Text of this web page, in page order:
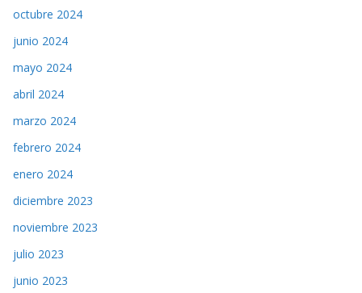
octubre 2024
junio 2024
mayo 2024
abril 2024
marzo 2024
febrero 2024
enero 2024
diciembre 2023
noviembre 2023
julio 2023
junio 2023